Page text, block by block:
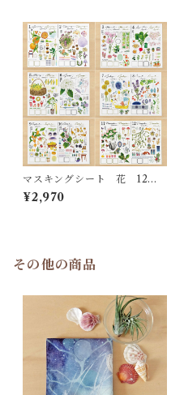
マスキングシート 花 12ヶ
月分
¥2,970
その他の商品